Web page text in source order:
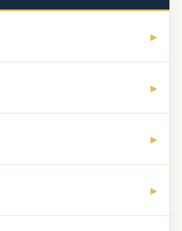
▸
▸
▸
▸